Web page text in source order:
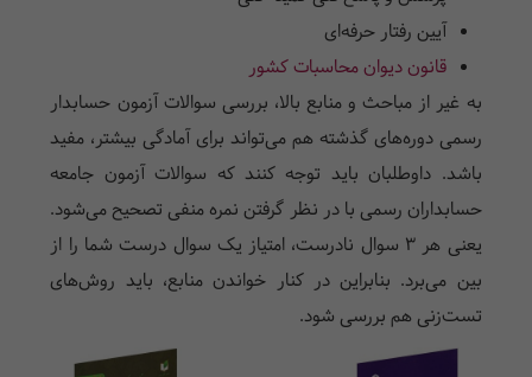
آیین رفتار حرفه‌ای
قانون دیوان محاسبات کشور
به غیر از مباحث و منابع بالا، بررسی سوالات آزمون حسابدار
رسمی دوره‌های گذشته هم می‌تواند برای آمادگی بیشتر، مفید
باشد. داوطلبان باید توجه کنند که سوالات آزمون جامعه
حسابداران رسمی با در نظر گرفتن نمره منفی تصحیح می‌شود.
یعنی هر 3 سوال نادرست، امتیاز یک سوال درست شما را از
بین می‌برد. بنابراین در کنار خواندن منابع، باید روش‌های
تست‌زنی هم بررسی شود.